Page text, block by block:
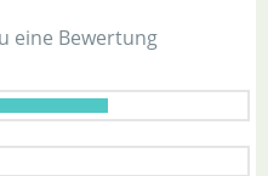
eine Bewertung